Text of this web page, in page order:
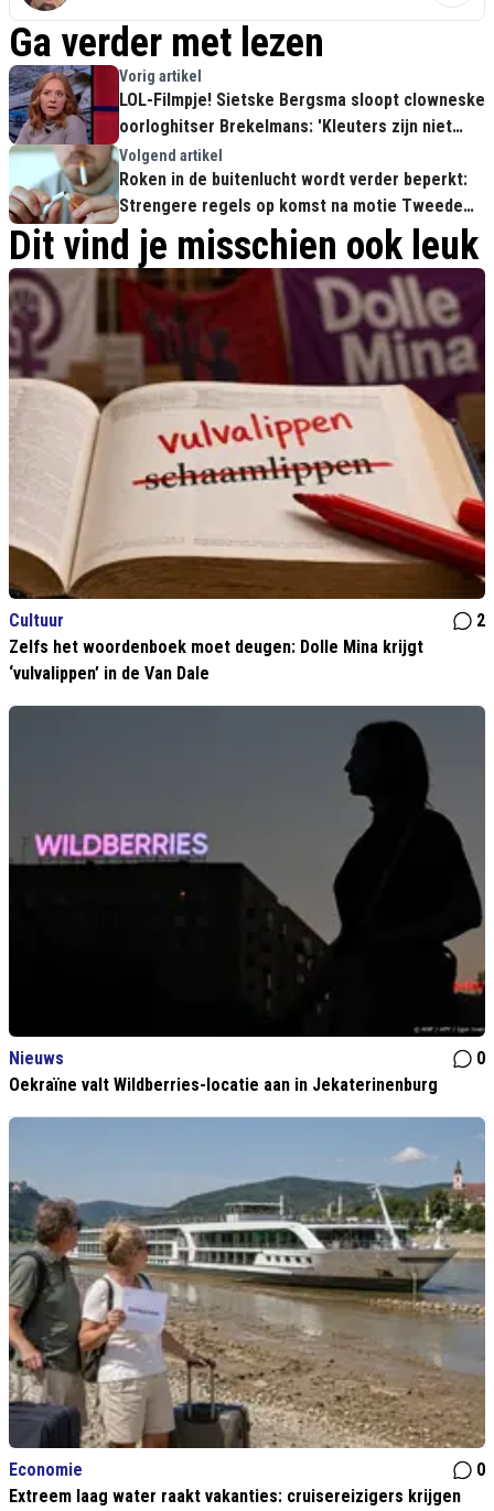
Ga verder met lezen
Vorig artikel
LOL-Filmpje! Sietske Bergsma sloopt clowneske
oorloghitser Brekelmans: 'Kleuters zijn niet
meer aan zet in Oekraïne'
Volgend artikel
Roken in de buitenlucht wordt verder beperkt:
Strengere regels op komst na motie Tweede
Kamer
Dit vind je misschien ook leuk
Cultuur
2
Zelfs het woordenboek moet deugen: Dolle Mina krijgt
‘vulvalippen’ in de Van Dale
Nieuws
0
Oekraïne valt Wildberries-locatie aan in Jekaterinenburg
Economie
0
Extreem laag water raakt vakanties: cruisereizigers krijgen